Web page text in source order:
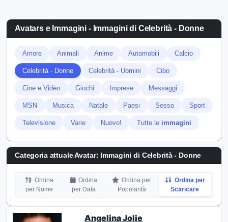
Avatars e Immagini - Immagini di Celebrità - Donne
Amore Animali Anime Automobili Calcio
Celebrità - Donne Celebrità - Uomini Cibo
Cine e Video Giochi Imprese Messaggi
MSN Musica Natale Paesi Sesso Sport
Televisione Varie Nuovo! Tutte le immagini
Categoria attuale Avatar: Immagini di Celebrità - Donne
Ordina
per Nome
Ordina
per Data
Ordina per
Popolarità
Ordina per
Scaricare
Angelina Jolie